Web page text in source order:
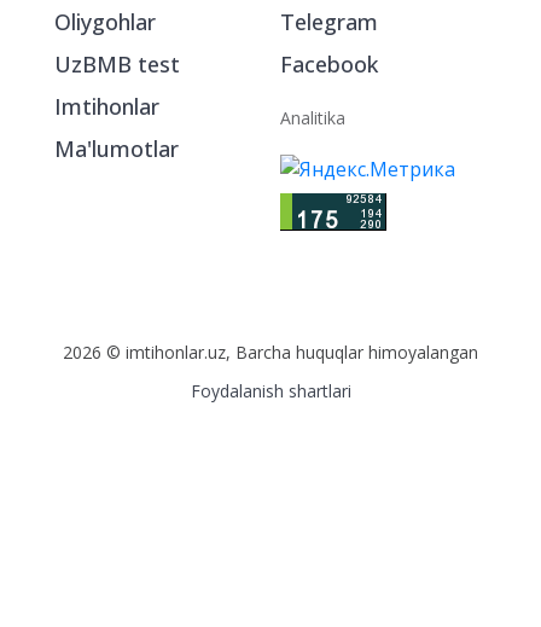
Oliygohlar
UzBMB test
Imtihonlar
Ma'lumotlar
Telegram
Facebook
Analitika
2026 © imtihonlar.uz, Barcha huquqlar himoyalangan
Foydalanish shartlari